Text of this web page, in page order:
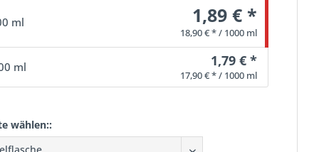
ml 1,89 € *
18,90 € * / 1000 ml
ml 1,79 € *
17,90 € * / 1000 ml
wählen::